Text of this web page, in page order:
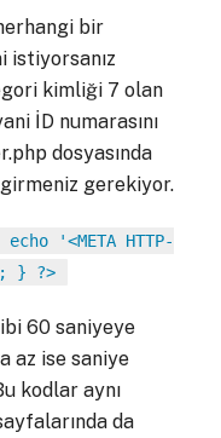
bir
istiyorsanız
kimliği 7 olan
İD numarasını
dosyasında
gerekiyor.
'<META HTTP-
; } ?>
60 saniyeye
az ise saniye
kodlar aynı
da